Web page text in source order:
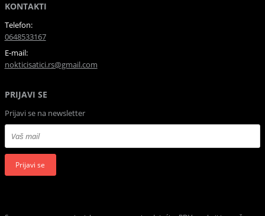
KONTAKTI
Telefon:
0648533167
E-mail:
nokticisatici.rs@gmail.com
PRIJAVI SE
Prijavi se na newsletter
Prijavi se